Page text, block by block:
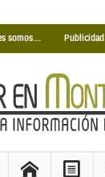
somos… Publicidad